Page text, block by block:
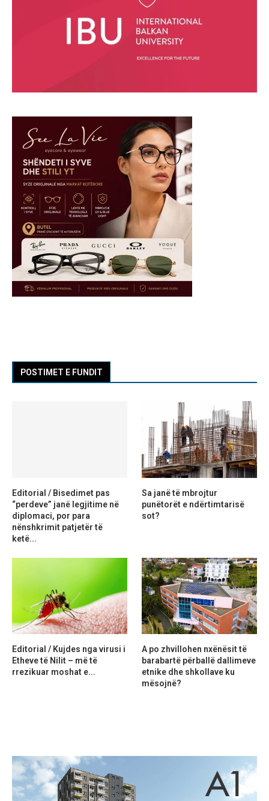
POSTIMET E FUNDIT
Editorial / Bisedimet pas
“perdeve” janë legjitime në
diplomaci, por para
nënshkrimit patjetër të
ketë...
Sa janë të mbrojtur
punëtorët e ndërtimtarisë
sot?
Editorial / Kujdes nga virusi i
Etheve të Nilit – më të
rrezikuar moshat e...
A po zhvillohen nxënësit të
barabartë përballë dallimeve
etnike dhe shkollave ku
mësojnë?